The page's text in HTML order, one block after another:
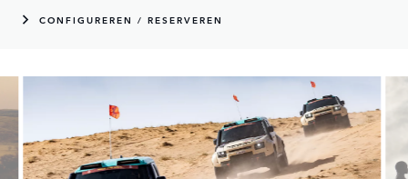
CONFIGUREREN / RESERVEREN